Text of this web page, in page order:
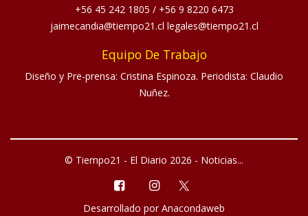
+56 45 242 1805 / +56 9 8220 6473
jaimecandia@tiempo21.cl legales@tiempo21.cl
Equipo De Trabajo
Diseño y Pre-prensa: Cristina Espinoza. Periodista: Claudio
Nuñez.
© Tiempo21 - El Diario 2026 - Noticias...
Desarrollado por Anacondaweb